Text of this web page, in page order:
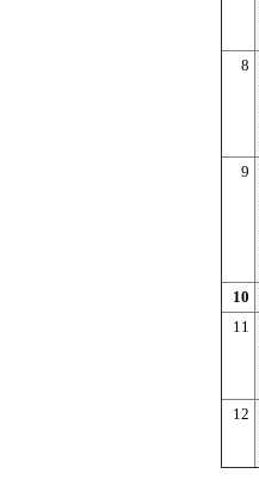
8
9
10
11
12